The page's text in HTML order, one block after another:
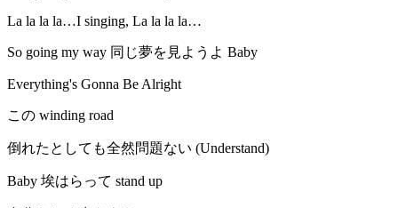
La la la la…I singing, La la la la…
So going my way 同じ夢を見ようよ Baby
Everything's Gonna Be Alright
この winding road
倒れたとしても全然問題ない (Understand)
Baby 埃はらって stand up